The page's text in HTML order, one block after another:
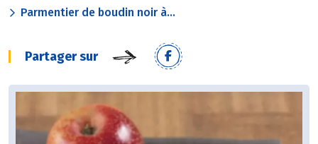
Parmentier de boudin noir à...
Partager sur